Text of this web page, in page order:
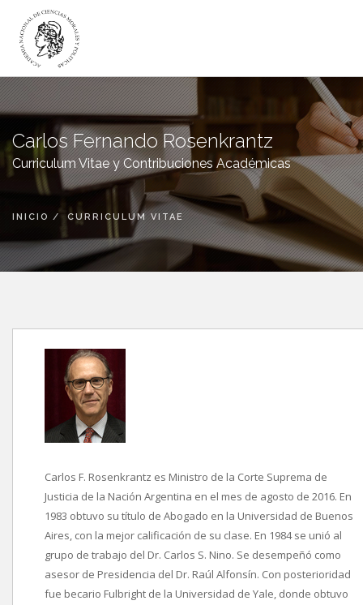
LA ACADEMIA
ACADÉMICOS
INSTITUTOS
DICTÁMENES
PUBLICACIONES
BIBLIOTECA
Carlos Fernando Rosenkrantz
Curriculum Vitae y Contribuciones Académicas
INICIO CURRICULUM VITAE
Carlos F. Rosenkrantz es Ministro de la Corte Suprema de
Justicia de la Nación Argentina en el mes de agosto de 2016. En
1983 obtuvo su título de Abogado en la Universidad de Buenos
Aires, con la mejor calificación de su clase. En 1984 se unió al
grupo de trabajo del Dr. Carlos S. Nino. Se desempeñó como
asesor de Presidencia del Dr. Raúl Alfonsín. Con posterioridad
fue becario Fulbright de la Universidad de Yale, donde obtuvo